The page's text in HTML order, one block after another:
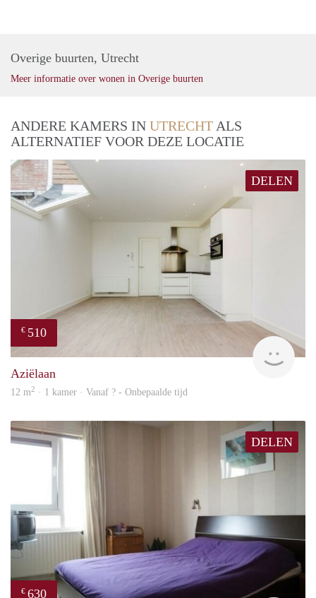
Overige buurten, Utrecht
Meer informatie over wonen in Overige buurten
ANDERE KAMERS IN UTRECHT ALS
ALTERNATIEF VOOR DEZE LOCATIE
DELEN
€ 510
Aziëlaan
12 m2 · 1 kamer · Vanaf ? - Onbepaalde tijd
DELEN
€ 630